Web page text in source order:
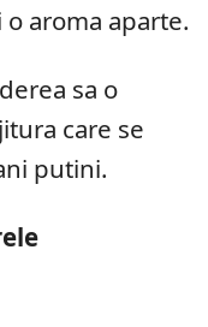
aroma aparte.
sa o
care se
putini.